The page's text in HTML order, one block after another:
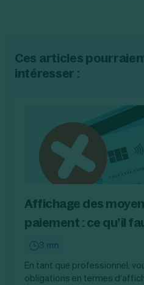
Ces articles
intéresser :
Affichage des
paiement : ce qu’il
3 mn
En tant que professionnel,
obligations en termes